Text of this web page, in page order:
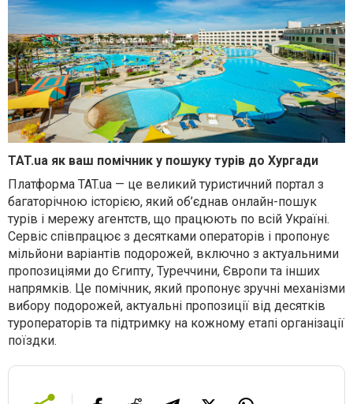
TAT.ua як ваш помічник у пошуку турів до Хургади
Платформа TAT.ua — це великий туристичний портал з
багаторічною історією, який об’єднав онлайн-пошук
турів і мережу агентств, що працюють по всій Україні.
Сервіс співпрацює з десятками операторів і пропонує
мільйони варіантів подорожей, включно з актуальними
пропозиціями до Єгипту, Туреччини, Європи та інших
напрямків. Це помічник, який пропонує зручні механізми
вибору подорожей, актуальні пропозиції від десятків
туроператорів та підтримку на кожному етапі організації
поїздки.